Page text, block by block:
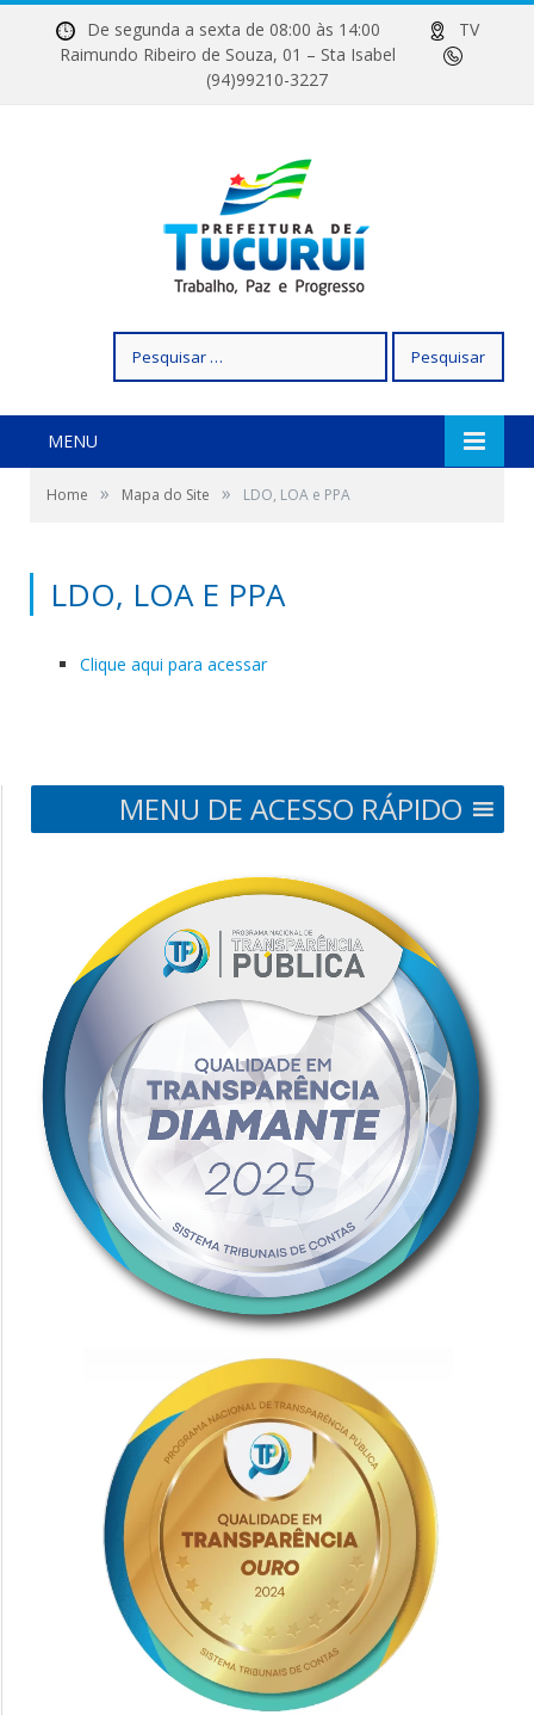
De segunda a sexta de 08:00 às 14:00
TV
Raimundo Ribeiro de Souza, 01 – Sta Isabel
(94)99210-3227
por:
MENU
Home » Mapa do Site » LDO, LOA e PPA
LDO, LOA E PPA
Clique aqui para acessar
MENU DE ACESSO RÁPIDO